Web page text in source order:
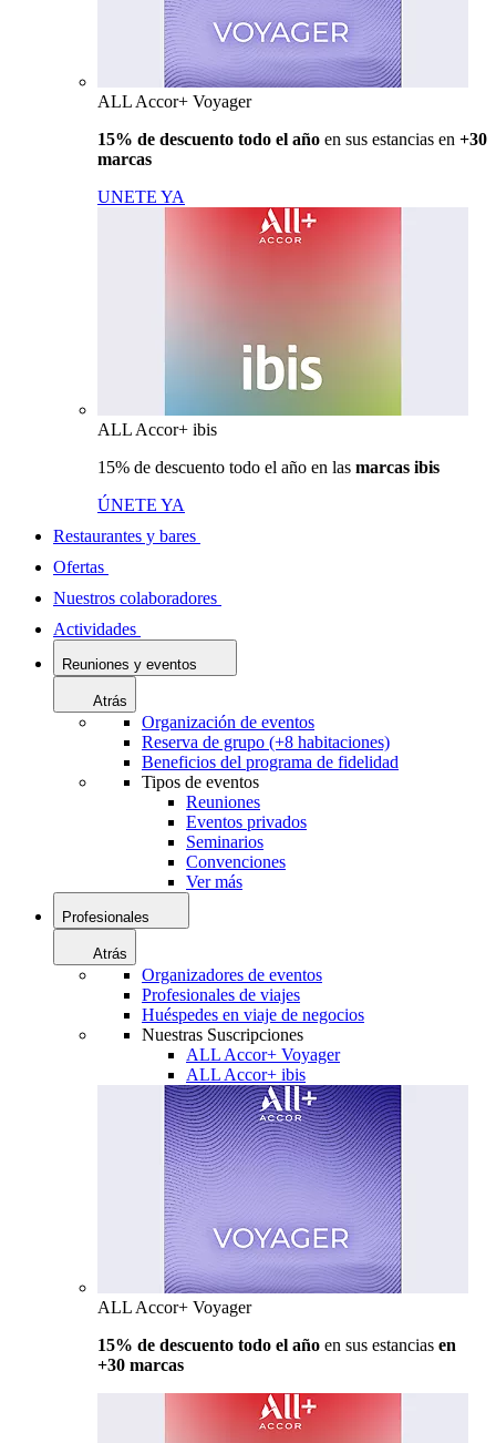
ALL Accor+ Voyager
15% de descuento todo el año en sus estancias en +30
marcas
UNETE YA
ALL Accor+ ibis
15% de descuento todo el año en las marcas ibis
ÚNETE YA
Restaurantes y bares
Ofertas
Nuestros colaboradores
Actividades
Reuniones y eventos
Atrás
Organización de eventos
Reserva de grupo (+8 habitaciones)
Beneficios del programa de fidelidad
Tipos de eventos
Reuniones
Eventos privados
Seminarios
Convenciones
Ver más
Profesionales
Atrás
Organizadores de eventos
Profesionales de viajes
Huéspedes en viaje de negocios
Nuestras Suscripciones
ALL Accor+ Voyager
ALL Accor+ ibis
ALL Accor+ Voyager
15% de descuento todo el año en sus estancias en
+30 marcas